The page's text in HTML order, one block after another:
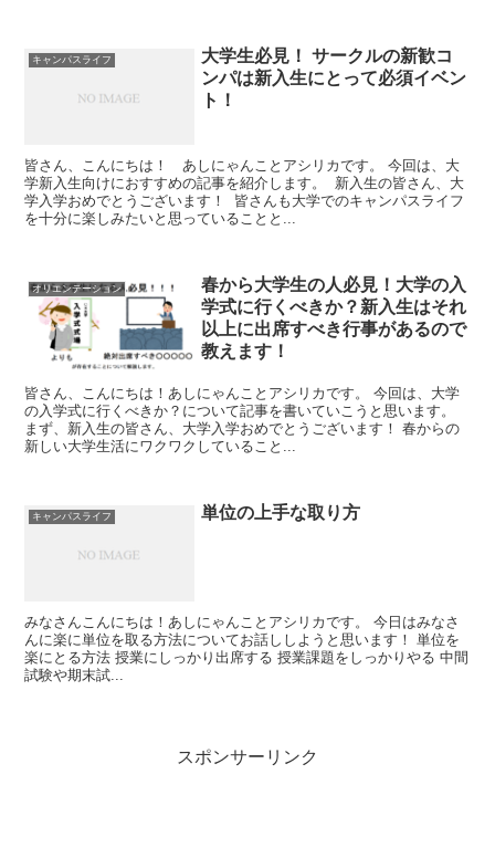
キャンパスライフ
大学生必見！ サークルの新歓コ
ンパは新入生にとって必須イベン
ト！
皆さん、こんにちは！ あしにゃんことアシリカです。 今回は、大
学新入生向けにおすすめの記事を紹介します。 新入生の皆さん、大
学入学おめでとうございます！ 皆さんも大学でのキャンパスライフ
を十分に楽しみたいと思っていることと...
オリエンテーション
春から大学生の人必見！大学の入
学式に行くべきか？新入生はそれ
以上に出席すべき行事があるので
教えます！
皆さん、こんにちは！あしにゃんことアシリカです。 今回は、大学
の入学式に行くべきか？について記事を書いていこうと思います。
まず、新入生の皆さん、大学入学おめでとうございます！ 春からの
新しい大学生活にワクワクしていること...
キャンパスライフ 単位の上手な取り方
みなさんこんにちは！あしにゃんことアシリカです。 今日はみなさ
んに楽に単位を取る方法についてお話ししようと思います！ 単位を
楽にとる方法 授業にしっかり出席する 授業課題をしっかりやる 中間
試験や期末試...
スポンサーリンク